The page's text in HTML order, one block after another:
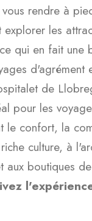
rendre à
explorer les
qui en fait une
d'agrément
de
pour les
le confort, la
culture, à
aux boutiques